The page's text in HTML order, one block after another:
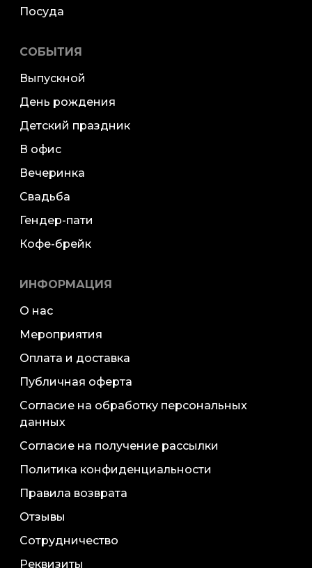
Посуда
СОБЫТИЯ
Выпускной
День рождения
Детский праздник
В офис
Вечеринка
Свадьба
Гендер-пати
Кофе-брейк
ИНФОРМАЦИЯ
О нас
Мероприятия
Оплата и доставка
Публичная оферта
Согласие на обработку персональных
данных
Согласие на получение рассылки
Политика конфиденциальности
Правила возврата
Отзывы
Сотрудничество
Реквизиты